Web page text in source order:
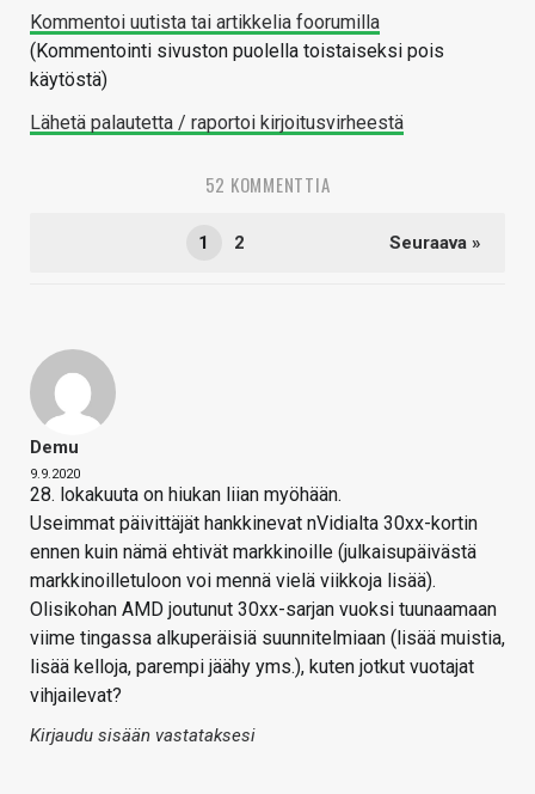
Kommentoi uutista tai artikkelia foorumilla
(Kommentointi sivuston puolella toistaiseksi pois
käytöstä)
Lähetä palautetta / raportoi kirjoitusvirheestä
52 KOMMENTTIA
1 2 Seuraava »
Demu
9.9.2020
28. lokakuuta on hiukan liian myöhään.
Useimmat päivittäjät hankkinevat nVidialta 30xx-kortin
ennen kuin nämä ehtivät markkinoille (julkaisupäivästä
markkinoilletuloon voi mennä vielä viikkoja lisää).
Olisikohan AMD joutunut 30xx-sarjan vuoksi tuunaamaan
viime tingassa alkuperäisiä suunnitelmiaan (lisää muistia,
lisää kelloja, parempi jäähy yms.), kuten jotkut vuotajat
vihjailevat?
Kirjaudu sisään vastataksesi